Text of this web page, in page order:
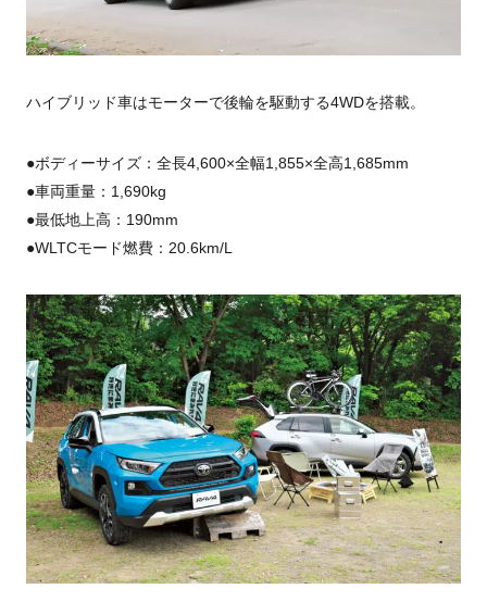
ハイブリッド車はモーターで後輪を駆動する4WDを搭載。
●ボディーサイズ：全長4,600×全幅1,855×全高1,685mm
●車両重量：1,690kg
●最低地上高：190mm
●WLTCモード燃費：20.6km/L